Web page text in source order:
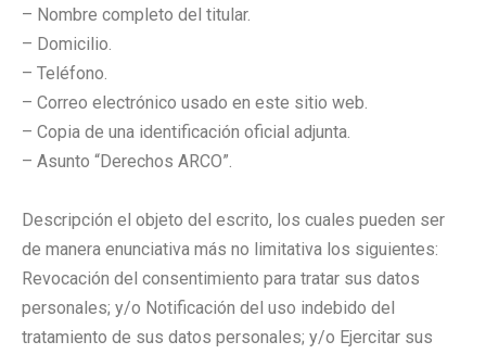
– Nombre completo del titular.
– Domicilio.
– Teléfono.
– Correo electrónico usado en este sitio web.
– Copia de una identificación oficial adjunta.
– Asunto “Derechos ARCO”.
Descripción el objeto del escrito, los cuales pueden ser
de manera enunciativa más no limitativa los siguientes:
Revocación del consentimiento para tratar sus datos
personales; y/o Notificación del uso indebido del
tratamiento de sus datos personales; y/o Ejercitar sus